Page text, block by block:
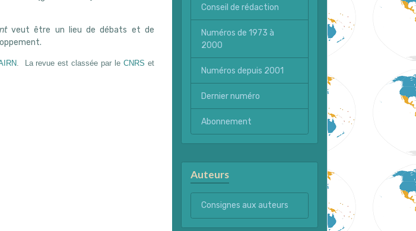
veut être un lieu de débats et de
. La revue est classée par le CNRS et
Conseil de rédaction
Numéros de 1973 à
2000
Numéros depuis 2001
Dernier numéro
Abonnement
Auteurs
Consignes aux auteurs